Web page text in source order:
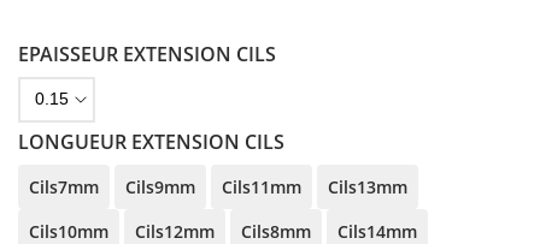
EPAISSEUR EXTENSION CILS
LONGUEUR EXTENSION CILS
Cils7mm Cils9mm Cils11mm
Cils13mm
Cils10mm
Cils12mm Cils8mm
Cils14mm